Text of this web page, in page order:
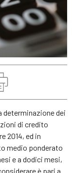
determinazione dei
di credito
2014, ed in
medio ponderato
e a dodici mesi,
è pari a